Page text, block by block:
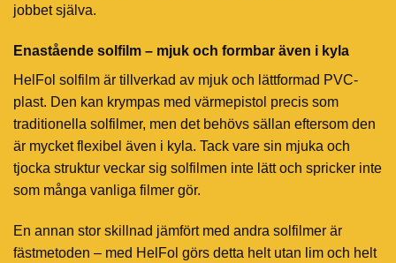
jobbet själva.
Enastående solfilm – mjuk och formbar även i kyla
HelFol solfilm är tillverkad av mjuk och lättformad PVC-
plast. Den kan krympas med värmepistol precis som
traditionella solfilmer, men det behövs sällan eftersom den
är mycket flexibel även i kyla. Tack vare sin mjuka och
tjocka struktur veckar sig solfilmen inte lätt och spricker inte
som många vanliga filmer gör.
En annan stor skillnad jämfört med andra solfilmer är
fästmetoden – med HelFol görs detta helt utan lim och helt